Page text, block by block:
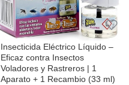
Insecticida Eléctrico Líquido –
Eficaz contra Insectos
Voladores y Rastreros | 1
Aparato + 1 Recambio (33 ml)